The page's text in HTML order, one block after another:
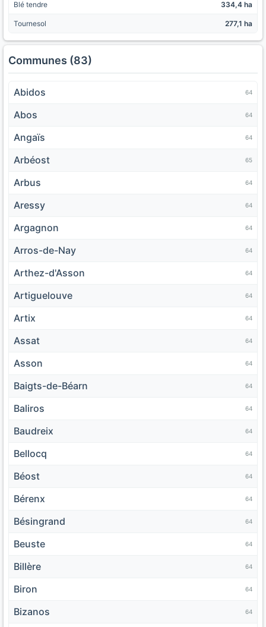
Blé tendre 334,4 ha
Tournesol 277,1 ha
Communes (83)
Abidos 64
Abos 64
Angaïs 64
Arbéost 65
Arbus 64
Aressy 64
Argagnon 64
Arros-de-Nay 64
Arthez-d'Asson 64
Artiguelouve 64
Artix 64
Assat 64
Asson 64
Baigts-de-Béarn 64
Baliros 64
Baudreix 64
Bellocq 64
Béost 64
Bérenx 64
Bésingrand 64
Beuste 64
Billère 64
Biron 64
Bizanos 64